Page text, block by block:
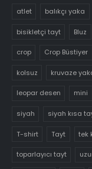
atlet balıkçı yaka
bisikletçi tayt Bluz
crop Crop Büstiyer
kolsuz kruvaze
leopar desen mini
siyah siyah kısa
T-shirt Tayt tek
toparlayıcı tayt